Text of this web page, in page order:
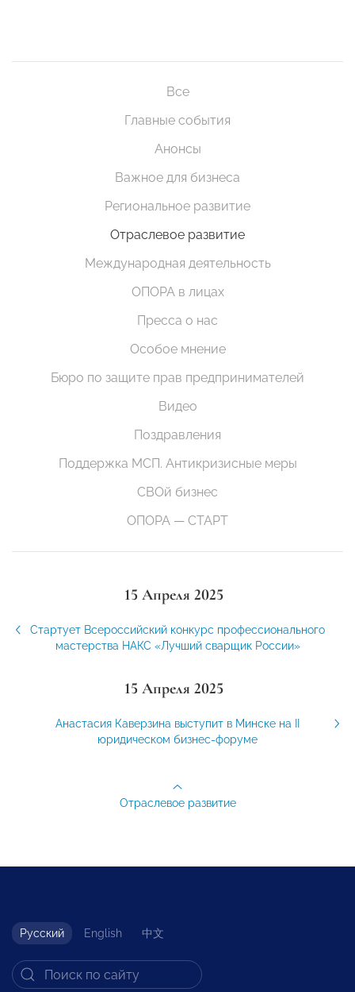
Все
Главные события
Анонсы
Важное для бизнеса
Региональное развитие
Отраслевое развитие
Международная деятельность
ОПОРА в лицах
Пресса о нас
Особое мнение
Бюро по защите прав предпринимателей
Видео
Поздравления
Поддержка МСП. Антикризисные меры
СВОй бизнес
ОПОРА — СТАРТ
15 Апреля 2025
Стартует Всероссийский конкурс профессионального
мастерства НАКС «Лучший сварщик России»
15 Апреля 2025
Анастасия Каверзина выступит в Минске на II
юридическом бизнес-форуме
Отраслевое развитие
Русский English 中文